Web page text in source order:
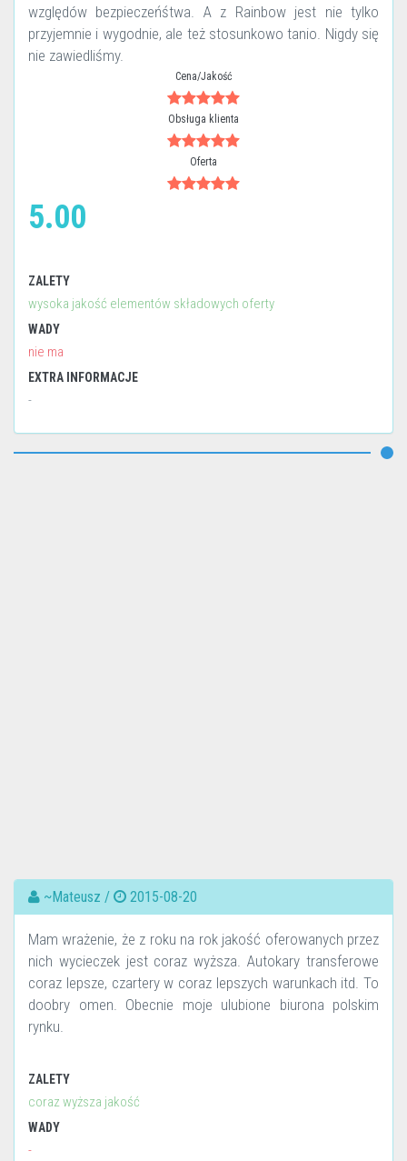
względów bezpieczeńśtwa. A z Rainbow jest nie tylko
przyjemnie i wygodnie, ale też stosunkowo tanio. Nigdy się
nie zawiedliśmy.
Cena/Jakość
Obsługa klienta
Oferta
5.00
ZALETY
wysoka jakość elementów składowych oferty
WADY
nie ma
EXTRA INFORMACJE
-
~Mateusz / 2015-08-20
Mam wrażenie, że z roku na rok jakość oferowanych przez
nich wycieczek jest coraz wyższa. Autokary transferowe
coraz lepsze, czartery w coraz lepszych warunkach itd. To
doobry omen. Obecnie moje ulubione biurona polskim
rynku.
ZALETY
coraz wyższa jakość
WADY
-